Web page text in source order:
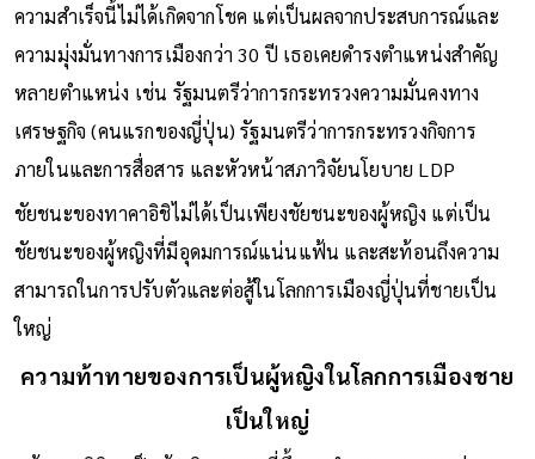
รัฐมนตรีหญิงคนแรกของญี่ปุ่นในการประชุมรัฐสภา
ความสำเร็จนี้ไม่ได้เกิดจากโชค แต่เป็นผลจากประสบการณ์และ
ความมุ่งมั่นทางการเมืองกว่า 30 ปี เธอเคยดำรงตำแหน่งสำคัญ
หลายตำแหน่ง เช่น รัฐมนตรีว่าการกระทรวงความมั่นคงทาง
ภายในและการสื่อสาร และหัวหน้าสภาวิจัยนโยบาย LDP
ชัยชนะของทาคาอิชิไม่ได้เป็นเพียงชัยชนะของผู้หญิง แต่เป็น
ชัยชนะของผู้หญิงที่มีอุดมการณ์แน่นแฟ้น และสะท้อนถึงความ
ใหญ่
ความท้าทายของการเป็นผู้หญิงในโลกการเมืองชาย